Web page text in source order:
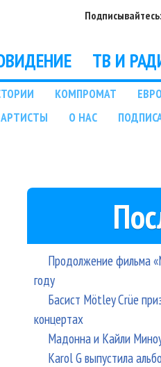
Подписывайтесь:
ТВ И
КОМПРОМАТ
АРТИСТЫ О НАС
Продолжение фильма
году
Басист Mötley Crüe
концертах
Мадонна и Кайли
Karol G выпустила